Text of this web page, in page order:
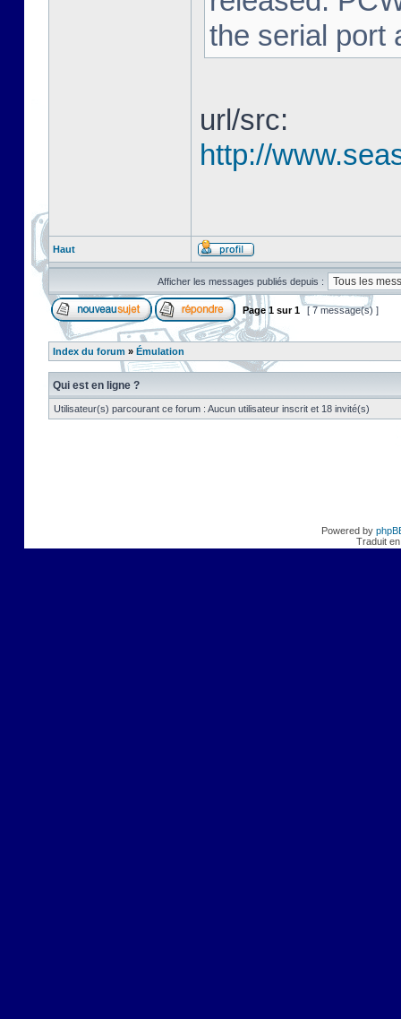
the serial port
url/src:
http://
Haut
Afficher les messages publiés depuis :
Page 1 sur1 [ 7 message(s) ]
Index du forum » Émulation
Qui est en ligne ?
Utilisateur(s) parcourant ce forum : Aucun utilisateur inscrit et 18 invité(s)
Powered by
Traduit